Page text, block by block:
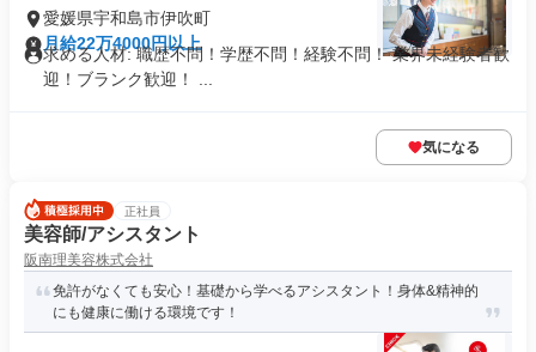
愛媛県宇和島市伊吹町
月給22万4000円以上
求める人材: 職歴不問！学歴不問！経験不問！ 業界未経験者歓
迎！ブランク歓迎！ ...
気になる
正社員
美容師/アシスタント
阪南理美容株式会社
免許がなくても安心！基礎から学べるアシスタント！身体&精神的
にも健康に働ける環境です！